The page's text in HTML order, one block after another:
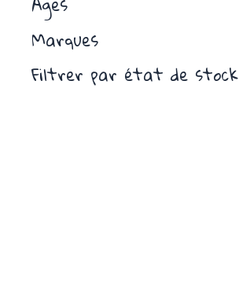
Marques
Filtrer par état de stock